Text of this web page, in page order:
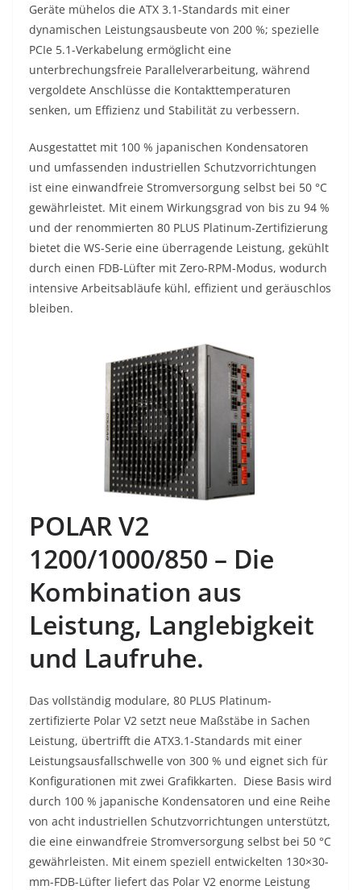
Geräte mühelos die ATX 3.1-Standards mit einer
dynamischen Leistungsausbeute von 200 %; spezielle
PCIe 5.1-Verkabelung ermöglicht eine
unterbrechungsfreie Parallelverarbeitung, während
vergoldete Anschlüsse die Kontakttemperaturen
senken, um Effizienz und Stabilität zu verbessern.
Ausgestattet mit 100 % japanischen Kondensatoren
und umfassenden industriellen Schutzvorrichtungen
ist eine einwandfreie Stromversorgung selbst bei 50 °C
gewährleistet. Mit einem Wirkungsgrad von bis zu 94 %
und der renommierten 80 PLUS Platinum-Zertifizierung
bietet die WS-Serie eine überragende Leistung, gekühlt
durch einen FDB-Lüfter mit Zero-RPM-Modus, wodurch
intensive Arbeitsabläufe kühl, effizient und geräuschlos
bleiben.
POLAR V2
1200/1000/850 – Die
Kombination aus
Leistung, Langlebigkeit
und Laufruhe.
Das vollständig modulare, 80 PLUS Platinum-
zertifizierte Polar V2 setzt neue Maßstäbe in Sachen
Leistung, übertrifft die ATX3.1-Standards mit einer
Leistungsausfallschwelle von 300 % und eignet sich für
Konfigurationen mit zwei Grafikkarten. Diese Basis wird
durch 100 % japanische Kondensatoren und eine Reihe
von acht industriellen Schutzvorrichtungen unterstützt,
die eine einwandfreie Stromversorgung selbst bei 50 °C
gewährleisten. Mit einem speziell entwickelten 130×30-
mm-FDB-Lüfter liefert das Polar V2 enorme Leistung